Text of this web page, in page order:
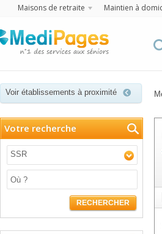
Maisons de retraite Maintien à
Voir établissements à proximité
Votre recherche
SSR
RECHERCHER